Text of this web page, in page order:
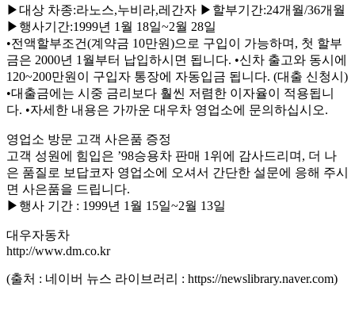
▶대상 차종:라노스,누비라,레간자 ▶할부기간:24개월/36개월
▶행사기간:1999년 1월 18일~2월 28일
•전액할부조건(계약금 10만원)으로 구입이 가능하며, 첫 할부
금은 2000년 1월부터 납입하시면 됩니다. •신차 출고와 동시에
120~200만원이 구입자 통장에 자동입금 됩니다. (대출 신청시)
•대출금에는 시중 금리보다 훨씬 저렴한 이자율이 적용됩니
다. •자세한 내용은 가까운 대우차 영업소에 문의하십시오.
영업소 방문 고객 사은품 증정
고객 성원에 힘입은 ’98승용차 판매 1위에 감사드리며, 더 나
은 품질로 보답코자 영업소에 오셔서 간단한 설문에 응해 주시
면 사은품을 드립니다.
▶행사 기간 : 1999년 1월 15일~2월 13일
대우자동차
http://www.dm.co.kr
(출처 : 네이버 뉴스 라이브러리 : https://newslibrary.naver.com)